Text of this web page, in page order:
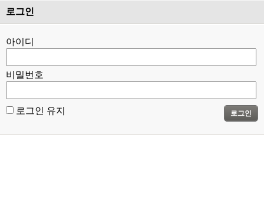
로그인
아이디
비밀번호
로그인 유지 로그인